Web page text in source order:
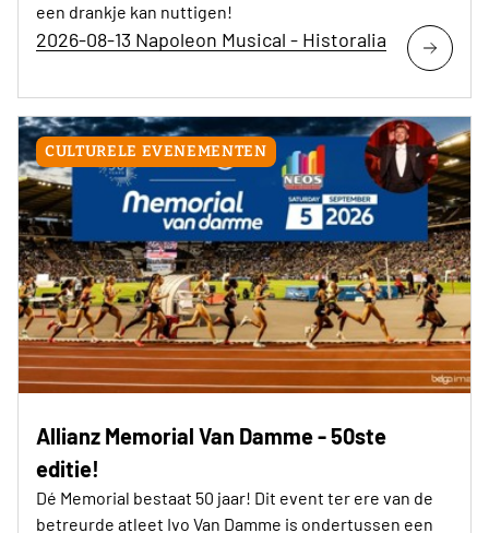
een drankje kan nuttigen!
2026-08-13 Napoleon Musical - Historalia
CULTURELE EVENEMENTEN
Allianz Memorial Van Damme - 50ste
editie!
Dé Memorial bestaat 50 jaar! Dit event ter ere van de
betreurde atleet Ivo Van Damme is ondertussen een